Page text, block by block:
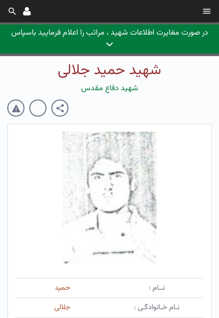
در صورت مغایرت اطلاعات شهید ، مراتب را اعلام فرمایید باسپاس
شهید حمید جلالی
شهید دفاع مقدس
نــام :
حمید
نـام خـانوادگـی :
جلالی